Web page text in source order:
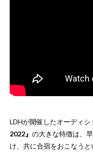
LDHが開催したオーディシ
2022』 の大きな特徴は、
け、共に合宿をおこなうと